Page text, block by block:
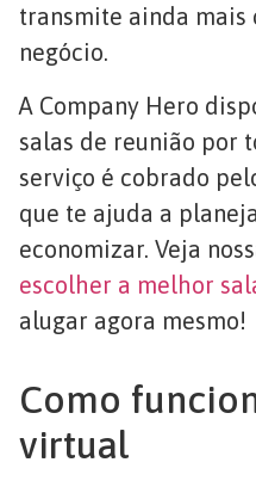
transmite ainda
negócio.
A Company Hero
salas de reunião por
serviço é cobrado
que te ajuda a
economizar. Veja
escolher a melhor
alugar agora mesmo!
Como
virtual